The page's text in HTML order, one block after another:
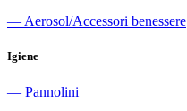
― Aerosol/Accessori benessere
Igiene
― Pannolini